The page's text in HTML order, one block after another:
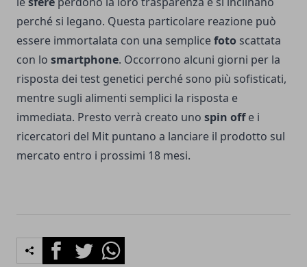
perché si legano. Questa particolare reazione può
essere immortalata con una semplicefoto scattata
con lo smartphone. Occorrono alcuni giorni per la
risposta dei test genetici perché sono più sofisticati,
mentre sugli alimenti semplici la risposta e
immediata. Presto verrà creato uno spin offe i
ricercatori del Mit puntano a lanciare il prodotto sul
mercato entro i prossimi 18 mesi.
FacebookTwitterWhatsapp